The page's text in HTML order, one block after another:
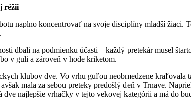
réžii
naplno koncentrovať na svoje disciplíny mladší
dbali na podmienku účasti – každý pretekár musel
v guli a zároveň v hode kriketom.
klubov dve. Vo vrhu guľou neobmedzene
mala za sebou preteky predošlý deň v Trnave.
dve najlepšie vrhačky v tejto vekovej kategórii a má do